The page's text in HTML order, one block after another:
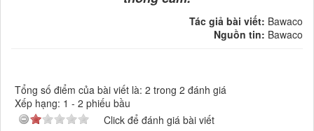
Tác giả bài viết: Bawaco
Nguồn tin: Bawaco
Tổng số điểm của bài viết là: 2 trong 2 đánh giá
Xếp hạng: 1 - 2 phiếu bầu
Click để đánh giá bài viết